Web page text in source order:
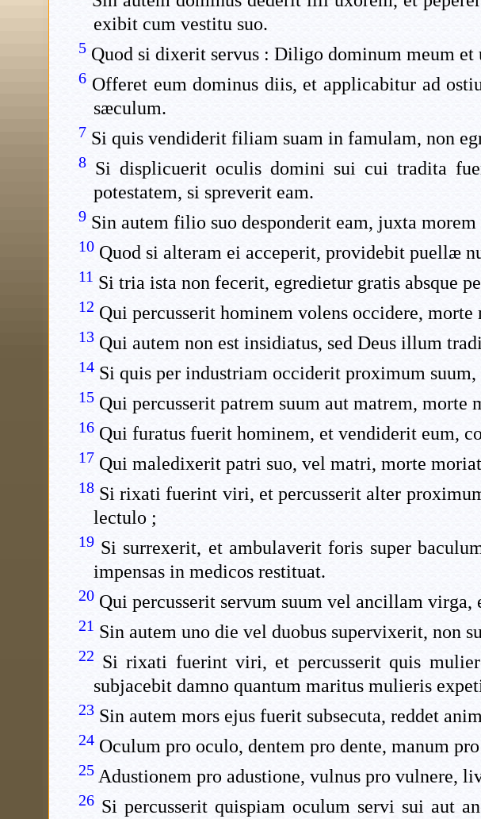
exibit cum vestitu suo.
5 Quod si dixerit servus : Diligo dominum meum et
6 Offeret eum dominus diis, et applicabitur ad
sæculum.
7 Si quis vendiderit filiam suam in famulam, non
8 Si displicuerit oculis domini sui cui tradita
potestatem, si spreverit eam.
9 Sin autem filio suo desponderit eam, juxta
10 Quod si alteram ei acceperit, providebit puellæ
11 Si tria ista non fecerit, egredietur gratis absque
12 Qui percusserit hominem volens occidere, morte
13 Qui autem non est insidiatus, sed Deus illum
14 Si quis per industriam occiderit proximum
15 Qui percusserit patrem suum aut matrem, morte
16 Qui furatus fuerit hominem, et vendiderit eum,
17 Qui maledixerit patri suo, vel matri, morte
18 Si rixati fuerint viri, et percusserit alter
lectulo ;
19 Si surrexerit, et ambulaverit foris super
impensas in medicos restituat.
20 Qui percusserit servum suum vel ancillam
21 Sin autem uno die vel duobus supervixerit, non
22 Si rixati fuerint viri, et percusserit quis
subjacebit damno quantum maritus mulieris
23 Sin autem mors ejus fuerit subsecuta, reddet
24 Oculum pro oculo, dentem pro dente, manum
25 Adustionem pro adustione, vulnus pro vulnere,
26 Si percusserit quispiam oculum servi sui aut